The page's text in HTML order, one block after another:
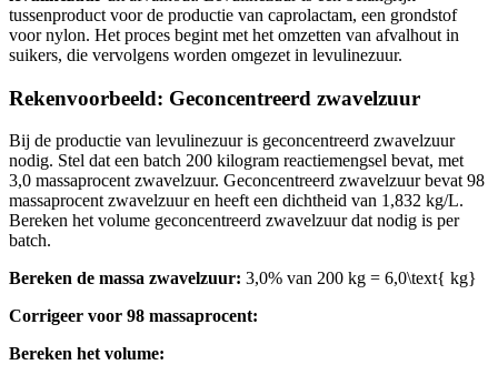
tussenproduct voor de productie van caprolactam, een grondstof
voor nylon. Het proces begint met het omzetten van afvalhout in
suikers, die vervolgens worden omgezet in levulinezuur.
Rekenvoorbeeld: Geconcentreerd zwavelzuur
Bij de productie van levulinezuur is geconcentreerd zwavelzuur
nodig. Stel dat een batch 200 kilogram reactiemengsel bevat, met
3,0 massaprocent zwavelzuur. Geconcentreerd zwavelzuur bevat 98
massaprocent zwavelzuur en heeft een dichtheid van 1,832 kg/L.
Bereken het volume geconcentreerd zwavelzuur dat nodig is per
batch.
Bereken de massa zwavelzuur: 3,0% van 200 kg = 6,0\text{ kg}
Corrigeer voor 98 massaprocent:
Bereken het volume: